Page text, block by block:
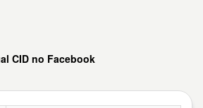
CID no Facebook